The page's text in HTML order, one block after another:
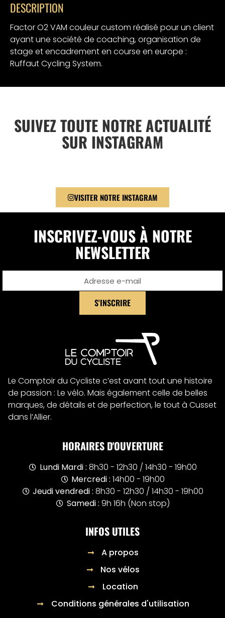
DESCRIPTION
Factor O2 VAM couleur custom réalisé pour un client
ayant une société de coaching, organisation de
stage et encadrement en course en europe :
Ruffaut Cycling System.
SUIVEZ TOUTE NOTRE ACTUALITÉ
SUR INSTAGRAM
VISITER NOTRE INSTAGRAM
INSCRIVEZ-VOUS À NOTRE
NEWSLETTER
S'INSCRIRE
Le Comptoir du Cycliste c’est avant tout une histoire
de passion : Le vélo. Mais également celle de belles
marques, de détails et de perfection, le tout à Cusset
dans l’Allier.
HORAIRES D'OUVERTURE
Lundi Mardi : 8h30 - 12h30 / 14h30 - 19h00
Mercredi : 14h00 - 19h00
Jeudi vendredi : 8h30 - 12h30 / 14h30 - 19h00
Samedi : 9h 16h (Non stop)
INFOS UTILES
A propos
Nos vélos
Location
Conditions générales d'utilisation